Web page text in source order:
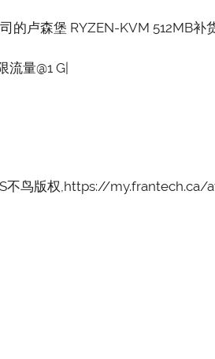
的卢森堡 RYZEN-KVM 512MB补
流量@1 G|
不鸟版权,https://my.frantech.ca/